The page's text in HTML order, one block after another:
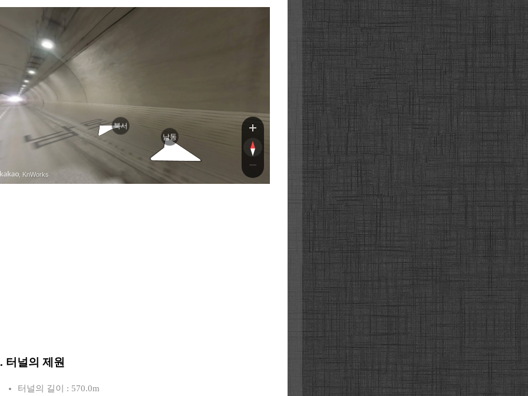
북서
남동
, KnWorks
터널의 제원
터널의 길이 : 570.0m